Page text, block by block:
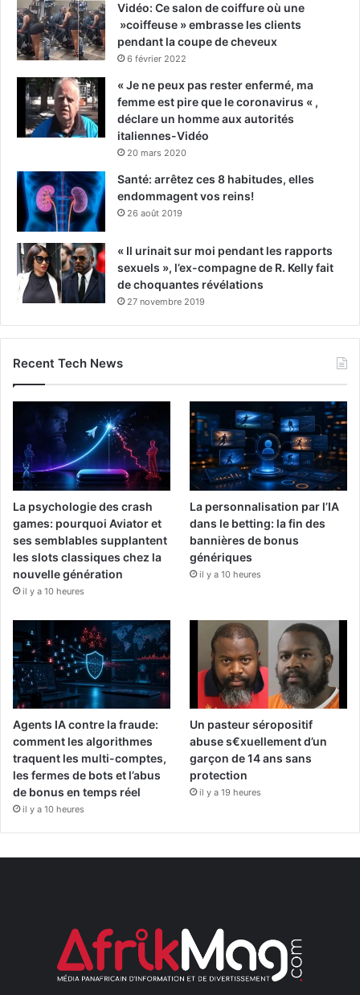
Vidéo: Ce salon de coiffure où une
»coiffeuse » embrasse les clients
pendant la coupe de cheveux
6 février 2022
« Je ne peux pas rester enfermé, ma
femme est pire que le coronavirus « ,
déclare un homme aux autorités
italiennes-Vidéo
20 mars 2020
Santé: arrêtez ces 8 habitudes, elles
endommagent vos reins!
26 août 2019
« Il urinait sur moi pendant les rapports
sexuels », l’ex-compagne de R. Kelly fait
de choquantes révélations
27 novembre 2019
Recent Tech News
La psychologie des crash
games: pourquoi Aviator et
ses semblables supplantent
les slots classiques chez la
nouvelle génération
il y a 10 heures
La personnalisation par l’IA
dans le betting: la fin des
bannières de bonus
génériques
il y a 10 heures
Agents IA contre la fraude:
comment les algorithmes
traquent les multi-comptes,
les fermes de bots et l’abus
de bonus en temps réel
il y a 10 heures
Un pasteur séropositif
abuse s€xuellement d’un
garçon de 14 ans sans
protection
il y a 19 heures